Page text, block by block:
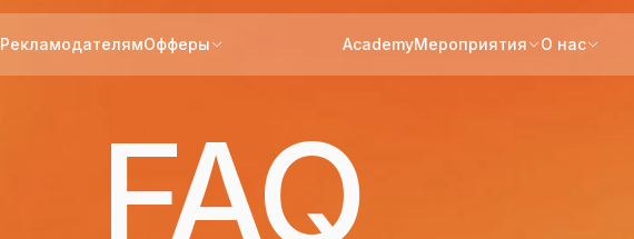
РекламодателямОфферы AcademyМероприятия О нас
FAQ